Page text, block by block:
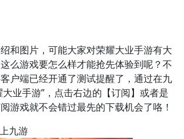
和图片，可能大家对荣耀大业手游有大
么游戏要怎么样才能抢先体验到呢？不
户端已经开通了测试提醒了，通过在九
大业手游”，点击右边的【订阅】或者是
游戏就不会错过最先的下载机会了咯！
九游